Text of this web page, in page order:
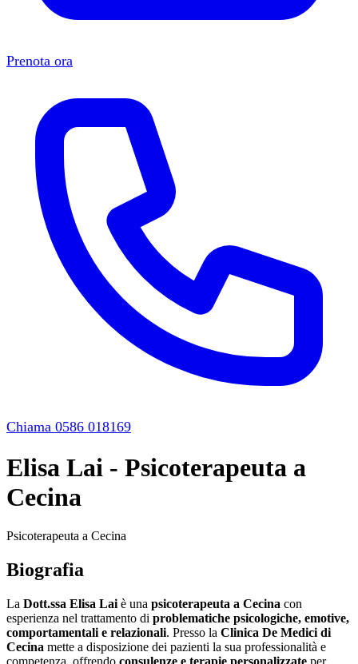
Prenota ora
Chiama 0586 018169
Elisa Lai - Psicoterapeuta a
Cecina
Psicoterapeuta a Cecina
Biografia
La Dott.ssa Elisa Lai è una psicoterapeuta a Cecina con
esperienza nel trattamento di problematiche psicologiche, emotive,
comportamentali e relazionali. Presso la Clinica De Medici di
Cecina mette a disposizione dei pazienti la sua professionalità e